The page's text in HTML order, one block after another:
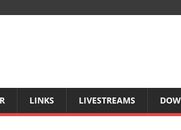
LINKS LIVESTREAMS